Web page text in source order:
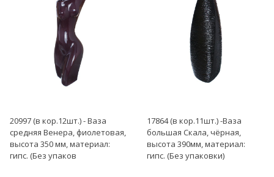
20997 (в кор.12шт.) - Ваза
средняя Венера, фиолетовая,
высота 350 мм, материал:
гипс. (Без упаков
17864 (в кор.11шт.) -Ваза
большая Скала, чёрная,
высота 390мм, материал:
гипс. (Без упаковки)